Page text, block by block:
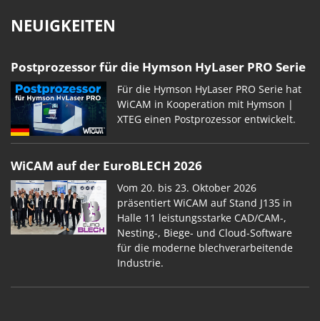
NEUIGKEITEN
Postprozessor für die Hymson HyLaser PRO Serie
Für die Hymson HyLaser PRO Serie hat
WiCAM in Kooperation mit Hymson |
XTEG einen Postprozessor entwickelt.
WiCAM auf der EuroBLECH 2026
Vom 20. bis 23. Oktober 2026
präsentiert WiCAM auf Stand J135 in
Halle 11 leistungsstarke CAD/CAM-,
Nesting-, Biege- und Cloud-Software
für die moderne blechverarbeitende
Industrie.